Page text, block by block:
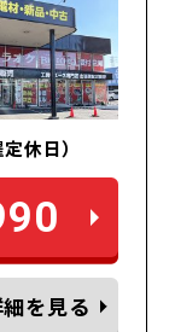
休日）
を見る